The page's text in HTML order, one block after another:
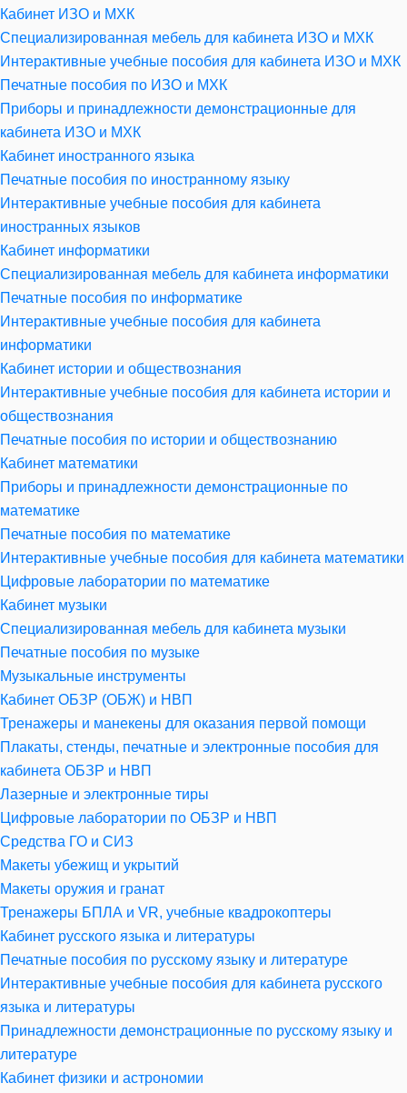
Кабинет ИЗО и МХК
Специализированная мебель для кабинета ИЗО и МХК
Интерактивные учебные пособия для кабинета ИЗО и МХК
Печатные пособия по ИЗО и МХК
Приборы и принадлежности демонстрационные для
кабинета ИЗО и МХК
Кабинет иностранного языка
Печатные пособия по иностранному языку
Интерактивные учебные пособия для кабинета
иностранных языков
Кабинет информатики
Специализированная мебель для кабинета информатики
Печатные пособия по информатике
Интерактивные учебные пособия для кабинета
информатики
Кабинет истории и обществознания
Интерактивные учебные пособия для кабинета истории и
обществознания
Печатные пособия по истории и обществознанию
Кабинет математики
Приборы и принадлежности демонстрационные по
математике
Печатные пособия по математике
Интерактивные учебные пособия для кабинета математики
Цифровые лаборатории по математике
Кабинет музыки
Специализированная мебель для кабинета музыки
Печатные пособия по музыке
Музыкальные инструменты
Кабинет ОБЗР (ОБЖ) и НВП
Тренажеры и манекены для оказания первой помощи
Плакаты, стенды, печатные и электронные пособия для
кабинета ОБЗР и НВП
Лазерные и электронные тиры
Цифровые лаборатории по ОБЗР и НВП
Средства ГО и СИЗ
Макеты убежищ и укрытий
Макеты оружия и гранат
Тренажеры БПЛА и VR, учебные квадрокоптеры
Кабинет русского языка и литературы
Печатные пособия по русскому языку и литературе
Интерактивные учебные пособия для кабинета русского
языка и литературы
Принадлежности демонстрационные по русскому языку и
литературе
Кабинет физики и астрономии